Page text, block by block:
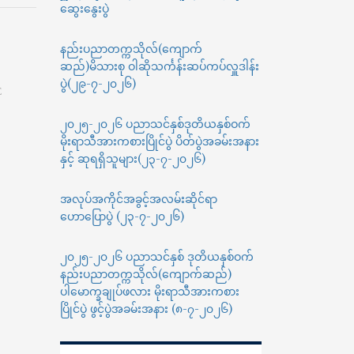
2025
ဘွဲ့ကြိုသင်တန်း
များ(Academic
Calender)
ဆွေးနွေးပွဲ
နည်းပညာတက္ကသိုလ်(ကျောက်
ဆည်)မိသားစု ဝါဆိုသင်္ကန်းဆပ်ကပ်လှူဒါန်း
ပွဲ(၂၉-၇-၂၀၂၆)
၂၀၂၅-၂၀၂၆ ပညာသင်နှစ်ဒုတိယနှစ်ဝက်
မိုးရာသီအားကစားပြိုင်ပွဲ ပိတ်ပွဲအခမ်းအနား
နှင့် ဆုရရှိသူများ(၂၃-၇-၂၀၂၆)
အလုပ်အကိုင်အခွင့်အလမ်းဆိုင်ရာ
ဟောပြောပွဲ (၂၃-၇-၂၀၂၆)
၂၀၂၅-၂၀၂၆ ပညာသင်နှစ် ဒုတိယနှစ်ဝက်
နည်းပညာတက္ကသိုလ်(ကျောက်ဆည်)
ပါမောက္ခချုပ်ဖလား မိုးရာသီအားကစား
ပြိုင်ပွဲ ဖွင့်ပွဲအခမ်းအနား (၈-၇-၂၀၂၆)